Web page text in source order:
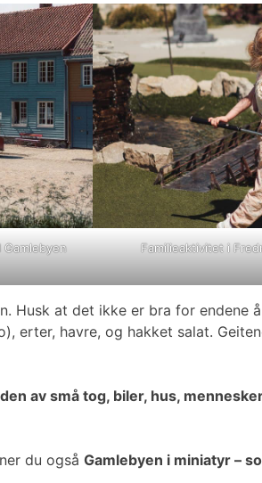
Familieaktivitet i
Husk at det ikke er bra for endene
erter, havre, og hakket salat.
av små tog, biler, hus,
du også Gamlebyen i miniatyr –